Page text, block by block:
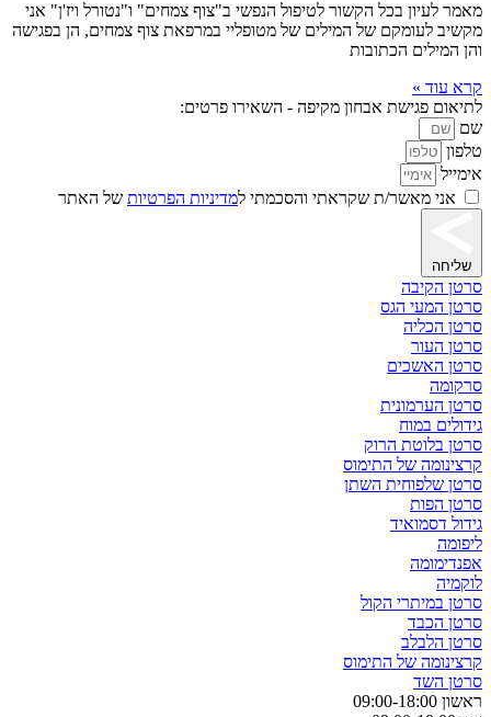
מאמר לעיון בכל הקשור לטיפול הנפשי ב"צוף צמחים" ו"נטורל ויז'ן" אני
מקשיב לעומקם של המילים של מטופליי במרפאת צוף צמחים, הן בפגישה
והן המילים הכתובות
קרא עוד »
לתיאום פגישת אבחון מקיפה - השאירו פרטים:
שם
טלפון
אימייל
אני מאשר/ת שקראתי והסכמתי למדיניות הפרטיות של האתר
שליחה
סרטן הקיבה
סרטן המעי הגס
סרטן הכליה
סרטן העור
סרטן האשכים
סרקומה
סרטן הערמונית
גידולים במוח
סרטן בלוטת הרוק
קרצינומה של התימוס
סרטן שלפוחית השתן
סרטן הפות
גידול דסמואיד
ליפומה
אפנדימומה
לוקמיה
סרטן במיתרי הקול
סרטן הכבד
סרטן הלבלב
קרצינומה של התימוס
סרטן השד
ראשון 09:00-18:00